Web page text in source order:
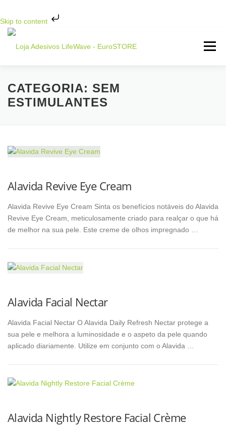
Skip to content
Saltar
Menu
INICIO LOJA LIFEWAVE ▼
CATEGORIA: SEM
ESTIMULANTES
Alavida Revive Eye Cream
Alavida Revive Eye Cream Sinta os benefícios notáveis do Alavida
Revive Eye Cream, meticulosamente criado para realçar o que há
de melhor na sua pele. Este creme de olhos impregnado …
Alavida Facial Nectar
Alavida Facial Nectar O Alavida Daily Refresh Nectar protege a
sua pele e melhora a luminosidade e o aspeto da pele quando
aplicado diariamente. Utilize em conjunto com o Alavida …
Alavida Nightly Restore Facial Crème